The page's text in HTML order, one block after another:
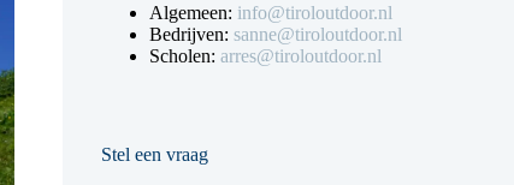
Algemeen: info@tiroloutdoor.nl
Bedrijven: sanne@tiroloutdoor.nl
Scholen: arres@tiroloutdoor.nl
Stel een vraag